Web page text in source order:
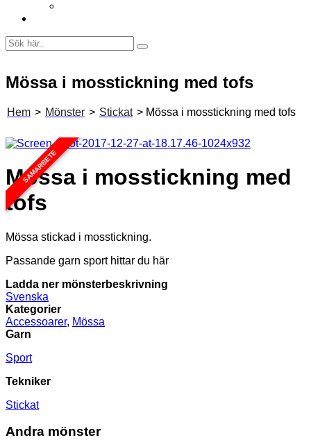
Mössa i mosstickning med tofs
Hem > Mönster > Stickat > Mössa i mosstickning med tofs
SAMARBETE
Mössa i mosstickning med
tofs
Mössa stickad i mosstickning.
Passande garn sport hittar du här
Ladda ner mönsterbeskrivning
Svenska
Kategorier
Accessoarer, Mössa
Garn
Sport
Tekniker
Stickat
Andra mönster